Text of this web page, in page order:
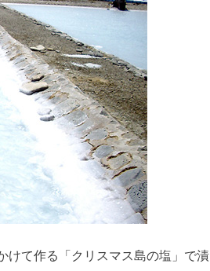
けて作る「クリスマス島の塩」で漬